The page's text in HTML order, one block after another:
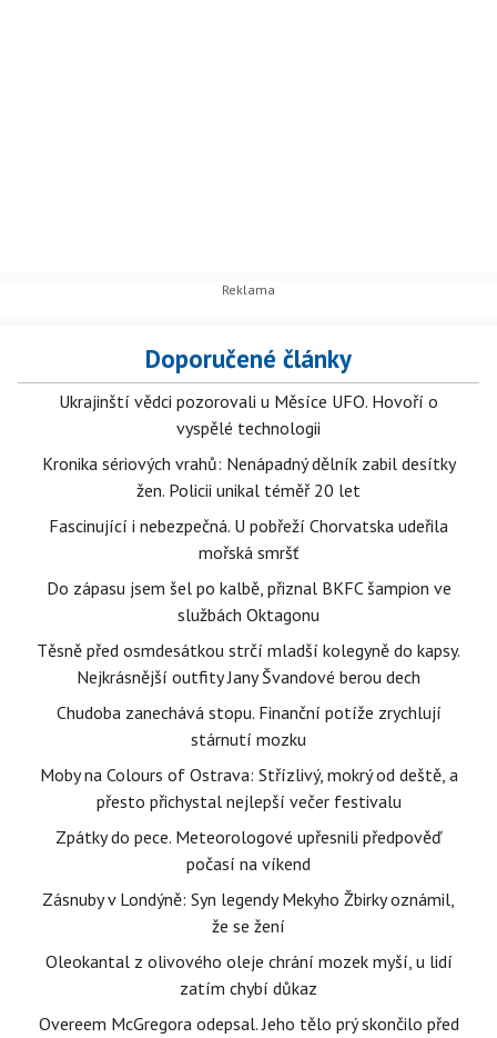
Doporučené články
Ukrajinští vědci pozorovali u Měsíce UFO. Hovoří o
vyspělé technologii
Kronika sériových vrahů: Nenápadný dělník zabil desítky
žen. Policii unikal téměř 20 let
Fascinující i nebezpečná. U pobřeží Chorvatska udeřila
mořská smršť
Do zápasu jsem šel po kalbě, přiznal BKFC šampion ve
službách Oktagonu
Těsně před osmdesátkou strčí mladší kolegyně do kapsy.
Nejkrásnější outfity Jany Švandové berou dech
Chudoba zanechává stopu. Finanční potíže zrychlují
stárnutí mozku
Moby na Colours of Ostrava: Střízlivý, mokrý od deště, a
přesto přichystal nejlepší večer festivalu
Zpátky do pece. Meteorologové upřesnili předpověď
počasí na víkend
Zásnuby v Londýně: Syn legendy Mekyho Žbirky oznámil,
že se žení
Oleokantal z olivového oleje chrání mozek myší, u lidí
zatím chybí důkaz
Overeem McGregora odepsal. Jeho tělo prý skončilo před